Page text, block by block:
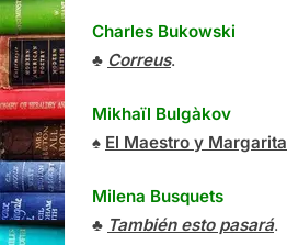
Charles Bukowski
♣ Correus.
Mikhaïl Bulgàkov
♠ El Maestro y Margarita
Milena Busquets
♣ También esto pasará.